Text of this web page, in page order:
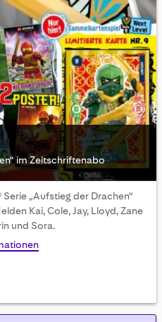
im Zeitschriftenabo
„Aufstieg der Drachen“
Kai, Cole, Jay, Lloyd, Zane
und Sora.